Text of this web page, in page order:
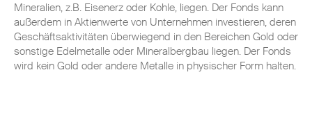
Mineralien, z.B. Eisenerz oder Kohle, liegen. Der Fonds kann
außerdem in Aktienwerte von Unternehmen investieren, deren
Geschäftsaktivitäten überwiegend in den Bereichen Gold oder
sonstige Edelmetalle oder Mineralbergbau liegen. Der Fonds
wird kein Gold oder andere Metalle in physischer Form halten.